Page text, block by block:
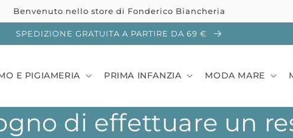
Benvenuto nello store di Fonderico Biancheria
SPEDIZIONE GRATUITA A PARTIRE DA 69 €
E PIGIAMERIA PRIMA INFANZIA MODA MARE
di effettuare un